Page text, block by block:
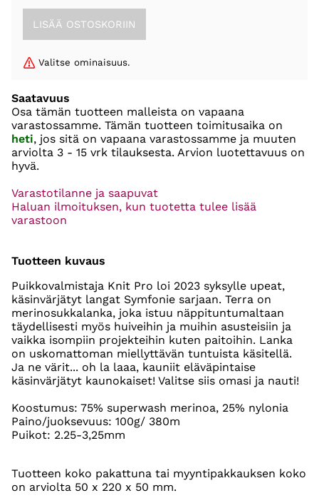
Valitse ominaisuus.
Saatavuus
Osa tämän tuotteen malleista on vapaana
varastossamme. Tämän tuotteen toimitusaika on
heti, jos sitä on vapaana varastossamme ja muuten
arviolta 3 - 15 vrk tilauksesta. Arvion luotettavuus on
hyvä.
Varastotilanne ja saapuvat
Haluan ilmoituksen, kun tuotetta tulee lisää
varastoon
Tuotteen kuvaus
Puikkovalmistaja Knit Pro loi 2023 syksylle upeat,
käsinvärjätyt langat Symfonie sarjaan. Terra on
merinosukkalanka, joka istuu näppituntumaltaan
täydellisesti myös huiveihin ja muihin asusteisiin ja
vaikka isompiin projekteihin kuten paitoihin. Lanka
on uskomattoman miellyttävän tuntuista käsitellä.
Ja ne värit... oh la laaa, kauniit eläväpintaise
käsinvärjätyt kaunokaiset! Valitse siis omasi ja nauti!
Koostumus: 75% superwash merinoa, 25% nylonia
Paino/juoksevuus: 100g/ 380m
Puikot: 2.25-3,25mm
Tuotteen koko pakattuna tai myyntipakkauksen koko
on arviolta 50 x 220 x 50 mm.